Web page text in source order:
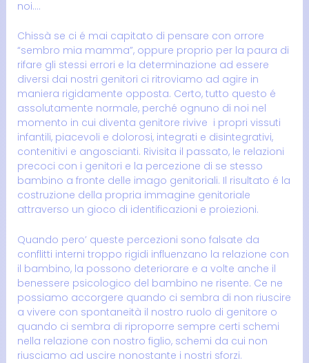
noi….
Chissà se ci é mai capitato di pensare con orrore
“sembro mia mamma”, oppure proprio per la paura di
rifare gli stessi errori e la determinazione ad essere
diversi dai nostri genitori ci ritroviamo ad agire in
maniera rigidamente opposta. Certo, tutto questo é
assolutamente normale, perché ognuno di noi nel
momento in cui diventa genitore rivive i propri vissuti
infantili, piacevoli e dolorosi, integrati e disintegrativi,
contenitivi e angoscianti. Rivisita il passato, le relazioni
precoci con i genitori e la percezione di se stesso
bambino a fronte delle imago genitoriali. Il risultato é la
costruzione della propria immagine genitoriale
attraverso un gioco di identificazioni e proiezioni.
Quando pero’ queste percezioni sono falsate da
conflitti interni troppo rigidi influenzano la relazione con
il bambino, la possono deteriorare e a volte anche il
benessere psicologico del bambino ne risente. Ce ne
possiamo accorgere quando ci sembra di non riuscire
a vivere con spontaneità il nostro ruolo di genitore o
quando ci sembra di riproporre sempre certi schemi
nella relazione con nostro figlio, schemi da cui non
riusciamo ad uscire nonostante i nostri sforzi.